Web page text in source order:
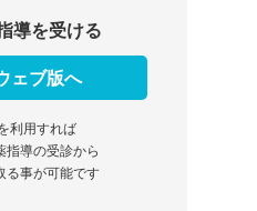
導を受ける
ェブ版へ
利用すれば
指導の受診から
る事が可能です